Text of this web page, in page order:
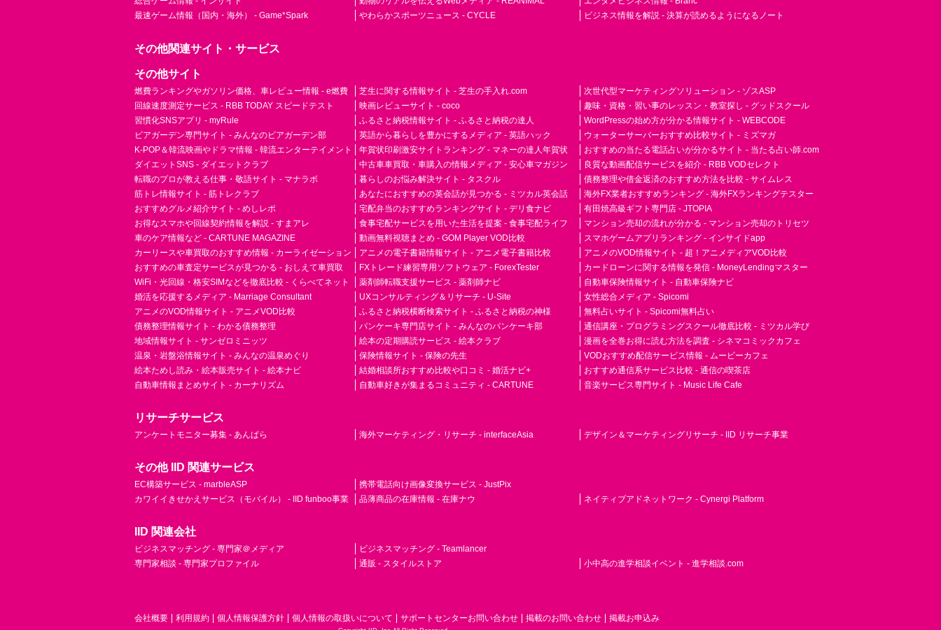
最速ゲーム情報（国内・海外） - Game*Spark
やわらかスポーツニュース - CYCLE
ビジネス情報を解説 - 決算が読めるようになるノート
その他関連サイト・サービス
その他サイト
燃費ランキングやガソリン価格、車レビュー情報 - e燃費
回線速度測定サービス - RBB TODAY スピードテスト
習慣化SNSアプリ - myRule
ビアガーデン専門サイト - みんなのビアガーデン部
K-POP＆韓流映画やドラマ情報 - 韓流エンターテイメント
ダイエットSNS - ダイエットクラブ
転職のプロが教える仕事・敬語サイト - マナラボ
筋トレ情報サイト - 筋トレクラブ
おすすめグルメ紹介サイト - めしレポ
お得なスマホや回線契約情報を解説 - すまアレ
車のケア情報など - CARTUNE MAGAZINE
カーリースや車買取のおすすめ情報 - カーライゼーション
おすすめの車査定サービスが見つかる - おしえて車買取
WiFi・光回線・格安SIMなどを徹底比較 - くらべてネット
婚活を応援するメディア - Marriage Consultant
アニメのVOD情報サイト - アニメVOD比較
債務整理情報サイト - わかる債務整理
地域情報サイト - サンゼロミニッツ
温泉・岩盤浴情報サイト - みんなの温泉めぐり
絵本ためし読み・絵本販売サイト - 絵本ナビ
自動車情報まとめサイト - カーナリズム
芝生に関する情報サイト - 芝生の手入れ.com
映画レビューサイト - coco
ふるさと納税情報サイト - ふるさと納税の達人
英語から暮らしを豊かにするメディア - 英語ハック
年賀状印刷激安サイトランキング - マネーの達人年賀状
中古車車買取・車購入の情報メディア - 安心車マガジン
暮らしのお悩み解決サイト - タスクル
あなたにおすすめの英会話が見つかる - ミツカル英会話
宅配弁当のおすすめランキングサイト - デリ食ナビ
食事宅配サービスを用いた生活を提案 - 食事宅配ライフ
動画無料視聴まとめ - GOM Player VOD比較
アニメの電子書籍情報サイト - アニメ電子書籍比較
FXトレード練習専用ソフトウェア - ForexTester
薬剤師転職支援サービス - 薬剤師ナビ
UXコンサルティング＆リサーチ - U-Site
ふるさと納税横断検索サイト - ふるさと納税の神様
パンケーキ専門店サイト - みんなのパンケーキ部
絵本の定期購読サービス - 絵本クラブ
保険情報サイト - 保険の先生
結婚相談所おすすめ比較や口コミ - 婚活ナビ+
自動車好きが集まるコミュニティ - CARTUNE
次世代型マーケティングソリューション - ゾスASP
趣味・資格・習い事のレッスン・教室探し - グッドスクール
WordPressの始め方が分かる情報サイト - WEBCODE
ウォーターサーバーおすすめ比較サイト - ミズマガ
おすすめの当たる電話占いが分かるサイト - 当たる占い師.com
良質な動画配信サービスを紹介 - RBB VODセレクト
債務整理や借金返済のおすすめ方法を比較 - サイムレス
海外FX業者おすすめランキング - 海外FXランキングテスター
有田焼高級ギフト専門店 - JTOPIA
マンション売却の流れが分かる - マンション売却のトリセツ
スマホゲームアプリランキング - インサイドapp
アニメのVOD情報サイト - 超！アニメディアVOD比較
カードローンに関する情報を発信 - MoneyLendingマスター
自動車保険情報サイト - 自動車保険ナビ
女性総合メディア - Spicomi
無料占いサイト - Spicomi無料占い
通信講座・プログラミングスクール徹底比較 - ミツカル学び
漫画を全巻お得に読む方法を調査 - シネマコミックカフェ
VODおすすめ配信サービス情報 - ムービーカフェ
おすすめ通信系サービス比較 - 通信の喫茶店
音楽サービス専門サイト - Music Life Cafe
リサーチサービス
アンケートモニター募集 - あんぱら 海外マーケティング・リサーチ - interfaceAsia デザイン＆マーケティングリサーチ - IID リサーチ事業
その他 IID 関連サービス
EC構築サービス - marbleASP
カワイイきせかえサービス（モバイル） - IID funboo事業
携帯電話向け画像変換サービス - JustPix
品薄商品の在庫情報 - 在庫ナウ
ネイティブアドネットワーク - Cynergi Platform
IID 関連会社
ビジネスマッチング - 専門家＠メディア
専門家相談 - 専門家プロファイル
ビジネスマッチング - Teamlancer
通販 - スタイルストア
小中高の進学相談イベント - 進学相談.com
会社概要 利用規約 個人情報保護方針 個人情報の取扱いについて サポートセンターお問い合わせ 掲載のお問い合わせ 掲載お申込み